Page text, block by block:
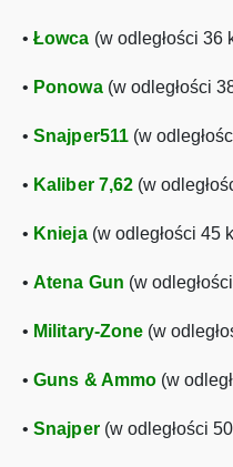
• Łowca (w odległości 36
• Ponowa(w odległości
• Snajper511 (w
• Kaliber 7,62 (w
• Knieja(w odległości 45
• Atena Gun (w
• Military-Zone (w
• Guns & Ammo (w
• Snajper(w odległości